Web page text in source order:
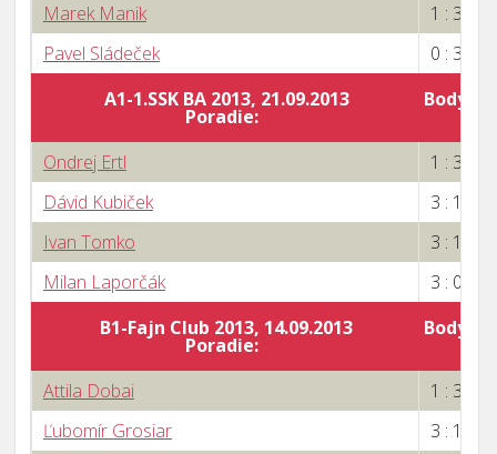
Marek Manik
1 : 3
Pavel Sládeček
0 : 3
A1-1.SSK BA 2013, 21.09.2013
Poradie:
Body
Ondrej Ertl
1 : 3
Dávid Kubiček
3 : 1
Ivan Tomko
3 : 1
Milan Laporčák
3 : 0
B1-Fajn Club 2013, 14.09.2013
Poradie:
Body
Attila Dobai
1 : 3
Ľubomír Grosiar
3 : 1